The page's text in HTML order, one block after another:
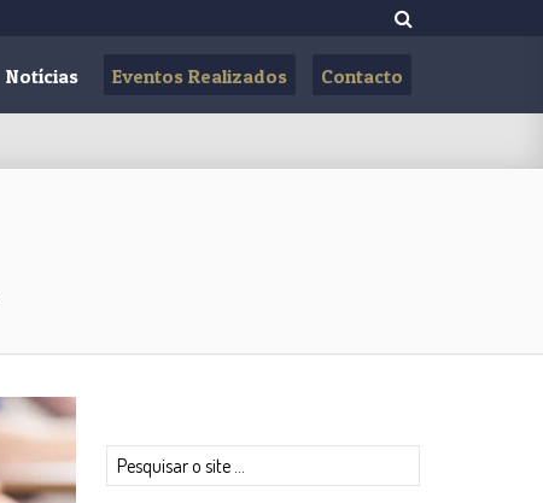
Notícias Eventos Realizados Contacto
Pesquisar